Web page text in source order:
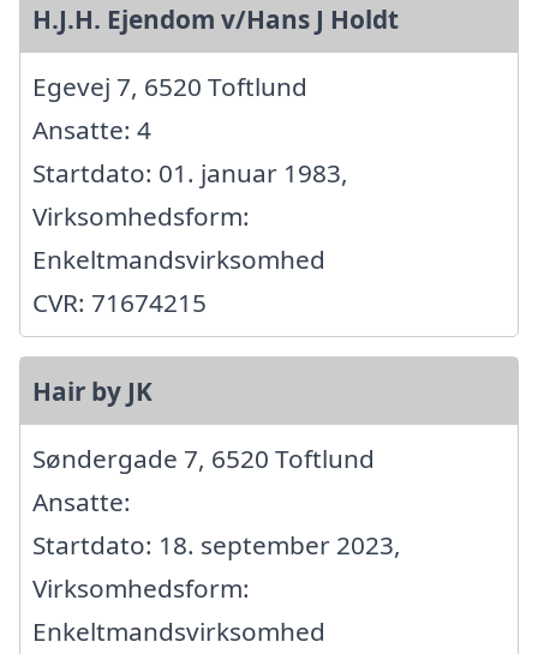
H.J.H. Ejendom v/Hans J Holdt
Egevej 7, 6520 Toftlund
Ansatte: 4
Startdato: 01. januar 1983,
Virksomhedsform:
Enkeltmandsvirksomhed
CVR: 71674215
Hair by JK
Søndergade 7, 6520 Toftlund
Ansatte:
Startdato: 18. september 2023,
Virksomhedsform:
Enkeltmandsvirksomhed